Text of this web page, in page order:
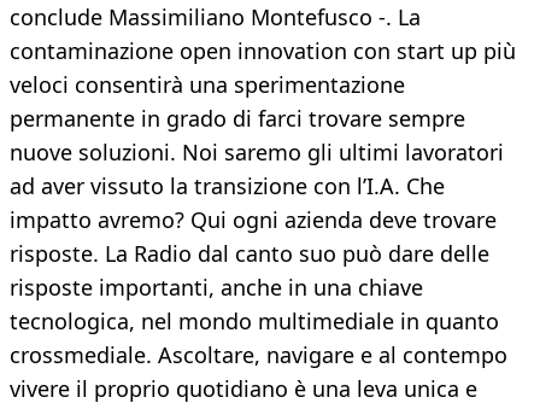
conclude Massimiliano Montefusco -. La
contaminazione open innovation con start up più
veloci consentirà una sperimentazione
permanente in grado di farci trovare sempre
nuove soluzioni. Noi saremo gli ultimi lavoratori
ad aver vissuto la transizione con l’I.A. Che
impatto avremo? Qui ogni azienda deve trovare
risposte. La Radio dal canto suo può dare delle
risposte importanti, anche in una chiave
tecnologica, nel mondo multimediale in quanto
crossmediale. Ascoltare, navigare e al contempo
vivere il proprio quotidiano è una leva unica e